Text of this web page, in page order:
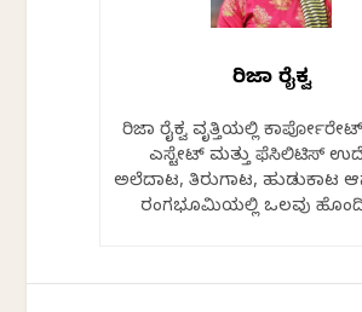
ಗಿರಿಜಾ ರೈಕ್ವ
ಗಿರಿಜಾ ರೈಕ್ವ ವೃತ್ತಿಯಲ್ಲಿ
ಎಸ್ಟೇಟ್ ಮತ್ತು ಫೆಸಿಲಿಟಿಸ್
ಅಲೆದಾಟ, ತಿರುಗಾಟ, ಹುಡುಕಾಟ
ರಂಗಭೂಮಿಯಲ್ಲಿ ಒಲವು